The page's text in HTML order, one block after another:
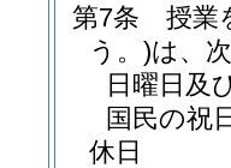
第7条
授業
う。)は、
日曜日及
国民の祝
休日